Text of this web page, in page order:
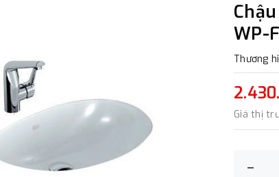
WP-
Thương
Giá thị
–